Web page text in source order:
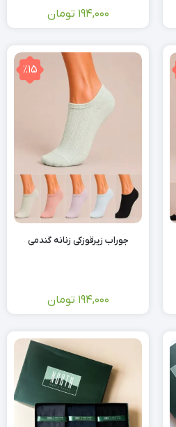
194,000 تومان
٪15
جوراب زیرقوزکی زنانه گندمی
194,000 تومان